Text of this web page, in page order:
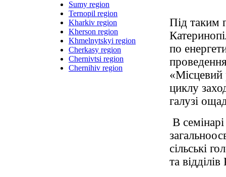
Sumy region
Ternopil region
Kharkiv region
Kherson region
Khmelnytskyi region
Cherkasy region
Chernivtsi region
Chernihiv region
Під таким
по
«Місцевий
циклу
галузі
В
сільські
та